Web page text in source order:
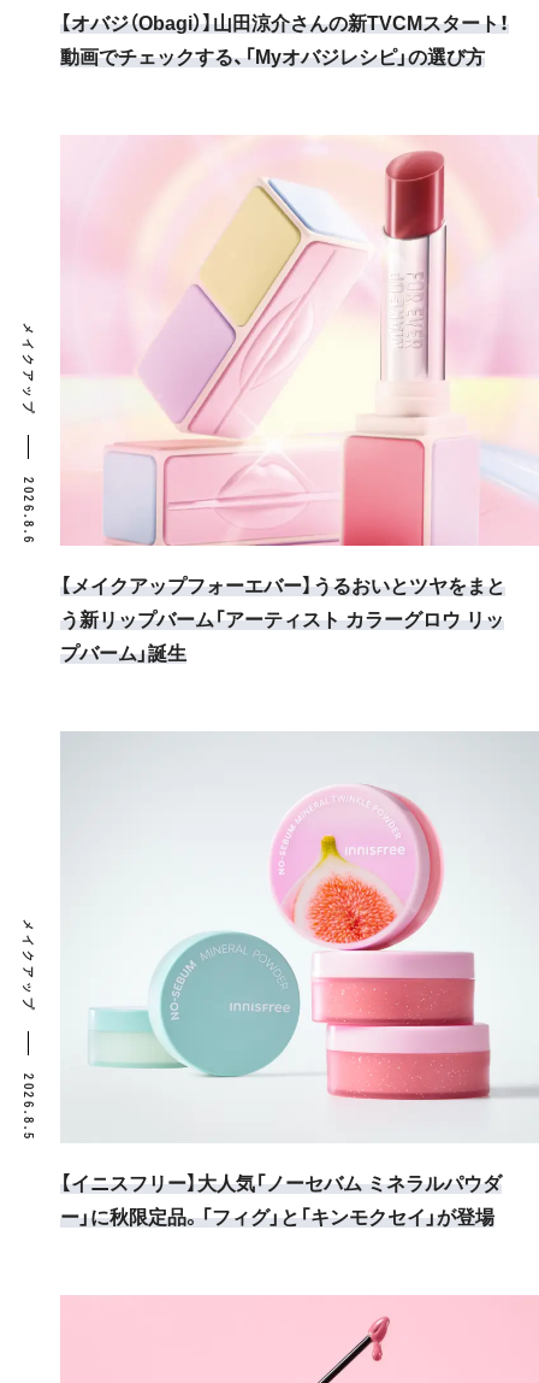
【オバジ（Obagi）】山田涼介さんの新TVCMスタート！
動画でチェックする、「Myオバジレシピ」の選び方
メイクアップ
2026.8.6
【メイクアップフォーエバー】うるおいとツヤをまと
う新リップバーム「アーティスト カラーグロウ リッ
プバーム」誕生
メイクアップ
2026.8.5
【イニスフリー】大人気「ノーセバム ミネラルパウダ
ー」に秋限定品。「フィグ」と「キンモクセイ」が登場